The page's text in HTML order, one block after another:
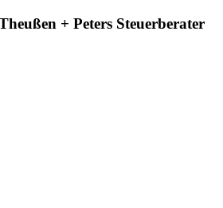
+ Peters Steuerberater